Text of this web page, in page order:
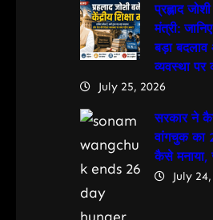
प्रह्लाद
मंत्री:
बड़ा बदलाव
व्यवस्था पर
July 25, 2026
सरकार ने
वांगचुक का
कैसे मनाया,
July